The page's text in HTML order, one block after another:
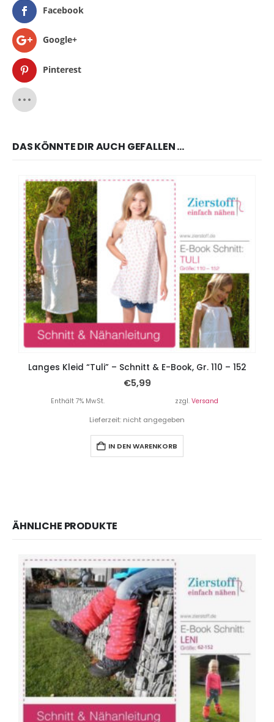
Facebook
Google+
Pinterest
DAS KÖNNTE DIR AUCH GEFALLEN …
Langes Kleid “Tuli” – Schnitt & E-Book, Gr. 110 – 152
€5,99
Enthält 7% MwSt. zzgl. Versand
Lieferzeit: nicht angegeben
IN DEN WARENKORB
ÄHNLICHE PRODUKTE